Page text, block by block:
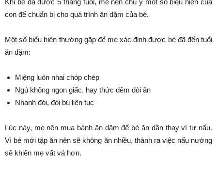
con để chuẩn bị cho quá trình ăn dặm của bé.
Một số biểu hiện thường gặp để mẹ xác định được bé đã đến tuổi
ăn dặm:
Miệng luôn nhai chóp chép
Ngủ không ngon giấc, hay thức đêm đòi ăn
Nhanh đói, đòi bú liên tục
Lúc này, mẹ nên mua bánh ăn dặm để bé ăn dần thay vì tự nấu.
Vì bé mới tập ăn nên sẽ không ăn nhiều, thành ra việc nấu nướng
sẽ khiến mẹ vất vả hơn.